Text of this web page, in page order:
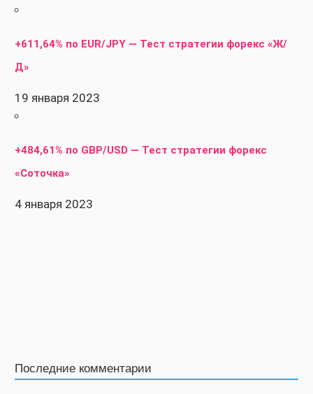
+611,64% по EUR/JPY — Тест стратегии форекс «Ж/
Д»
19 января 2023
+484,61% по GBP/USD — Тест стратегии форекс
«Соточка»
4 января 2023
Последние комментарии